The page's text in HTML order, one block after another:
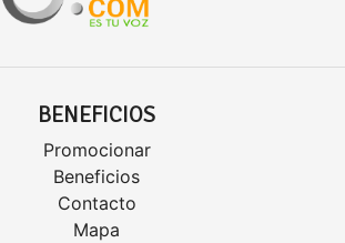
BENEFICIOS
Promocionar
Beneficios
Contacto
Mapa